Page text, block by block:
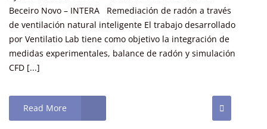
Beceiro Novo – INTERA Remediación de radón a través
de ventilación natural inteligente El trabajo desarrollado
por Ventilatio Lab tiene como objetivo la integración de
medidas experimentales, balance de radón y simulación
CFD [...]
Read More